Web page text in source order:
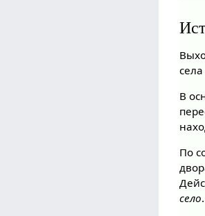
В
По
село.